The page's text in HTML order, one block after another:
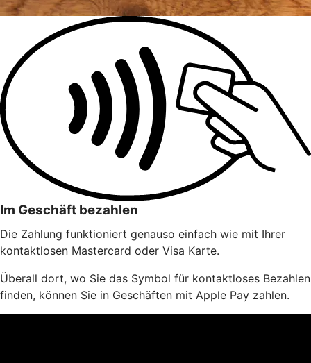
Im Geschäft bezahlen
Die Zahlung funktioniert genauso einfach wie mit Ihrer
kontaktlosen Mastercard oder Visa Karte.
Überall dort, wo Sie das Symbol für kontaktloses Bezahlen
finden, können Sie in Geschäften mit Apple Pay zahlen.